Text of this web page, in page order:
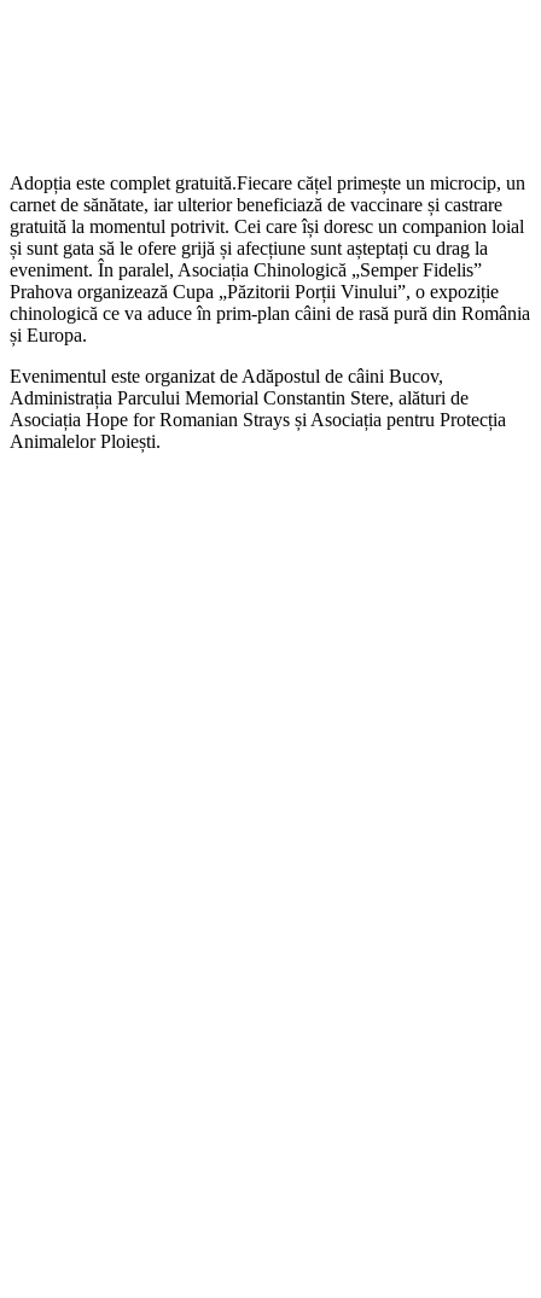
Adopția este complet gratuită.Fiecare cățel primește un microcip, un
carnet de sănătate, iar ulterior beneficiază de vaccinare și castrare
gratuită la momentul potrivit. Cei care își doresc un companion loial
și sunt gata să le ofere grijă și afecțiune sunt așteptați cu drag la
eveniment. În paralel, Asociația Chinologică „Semper Fidelis”
Prahova organizează Cupa „Păzitorii Porții Vinului”, o expoziție
chinologică ce va aduce în prim-plan câini de rasă pură din România
și Europa.
Evenimentul este organizat de Adăpostul de câini Bucov,
Administrația Parcului Memorial Constantin Stere, alături de
Asociația Hope for Romanian Strays și Asociația pentru Protecția
Animalelor Ploiești.